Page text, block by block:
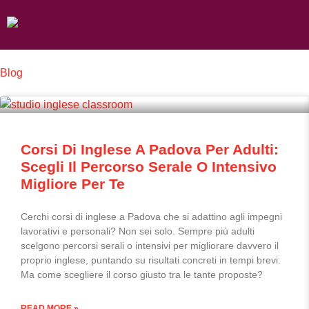
to
Blog
Corsi Di Inglese A Padova Per Adulti:
Scegli Il Percorso Serale O Intensivo
Migliore Per Te
Cerchi corsi di inglese a Padova che si adattino agli impegni
lavorativi e personali? Non sei solo. Sempre più adulti
scelgono percorsi serali o intensivi per migliorare davvero il
proprio inglese, puntando su risultati concreti in tempi brevi.
Ma come scegliere il corso giusto tra le tante proposte?